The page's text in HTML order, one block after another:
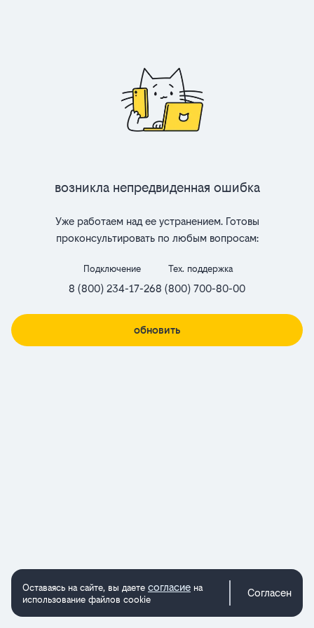
Возникла непредвиденная ошибка
Уже работаем над ее устранением. Готовы
проконсультировать по любым вопросам:
Подключение
8 (800) 234-17-26
Тех. поддержка
8 (800) 700-80-00
обновить
Оставаясь на сайте, вы даете согласие на
использование файлов cookie
Согласен